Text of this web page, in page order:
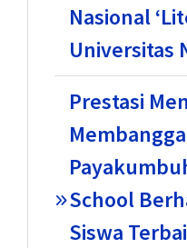
Nasional
Universitas
Prestasi
School
Siswa